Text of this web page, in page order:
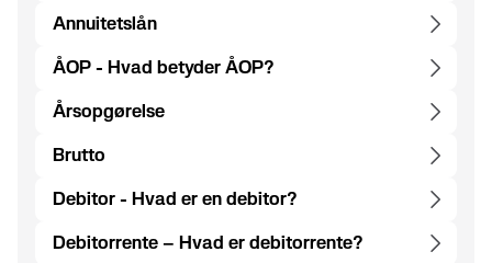
Annuitetslån
ÅOP - Hvad betyder ÅOP?
Årsopgørelse
Brutto
Debitor - Hvad er en debitor?
Debitorrente – Hvad er debitorrente?